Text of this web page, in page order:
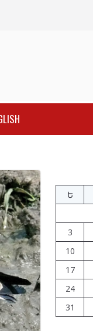
որոշումը
Ե
3
10
17
24
31